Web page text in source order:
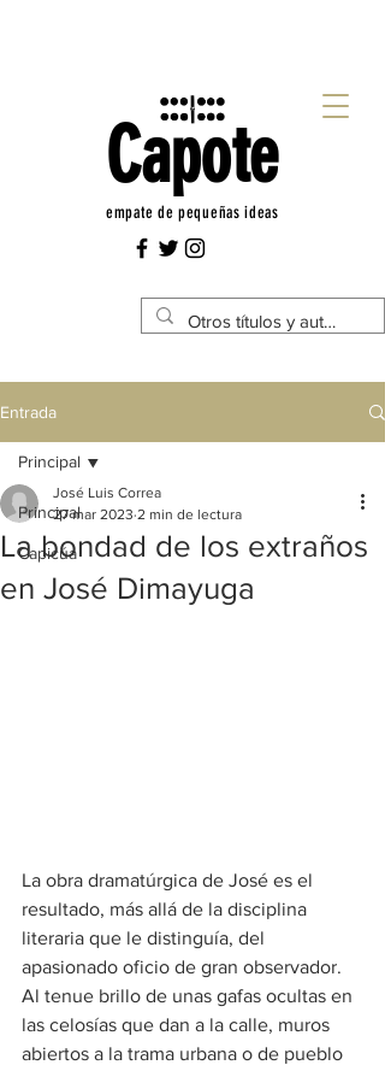
Capote
empate de pequeñas ideas
Entrada
Principal
Capicúa
Principal
La bondad de los extraños
en José Dimayuga
José Luis Correa
27 mar 2023 2 min de lectura
La obra dramatúrgica de José es el
resultado, más allá de la disciplina
literaria que le distinguía, del
apasionado oficio de gran observador.
Al tenue brillo de unas gafas ocultas en
las celosías que dan a la calle, muros
abiertos a la trama urbana o de pueblo